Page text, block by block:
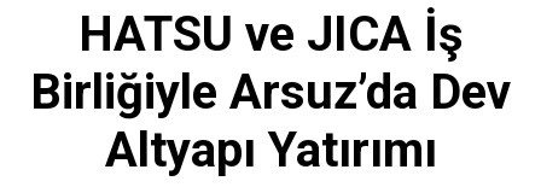
HATSU ve JICA İş
Birliğiyle Arsuz’da Dev
Altyapı Yatırımı